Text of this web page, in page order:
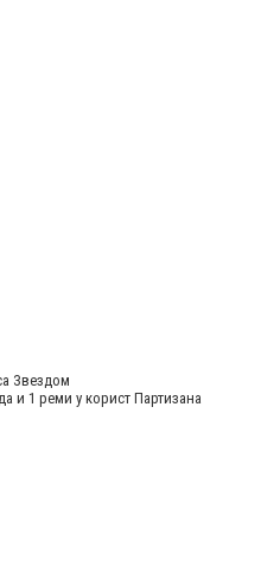
Звездом
и 1 реми у корист Партизана